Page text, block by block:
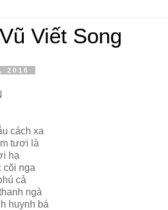
Viết Song
2016
cách xa
tươi là
hạ
cõi nga
cả
ngà
huynh bá